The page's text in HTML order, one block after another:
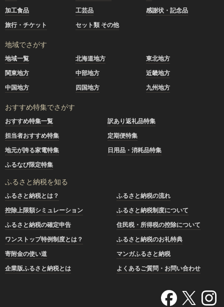
加工食品
工芸品
感謝状・記念品
旅行・チケット
セット類 その他
地域でさがす
地域一覧 北海道地方
東北地方
関東地方
中部地方
近畿地方
中国地方
四国地方 九州地方
おすすめ特集でさがす
おすすめ特集一覧
訳あり返礼品特集
担当者おすすめ特集
定期便特集
地元が誇る家電特集
日用品・消耗品特集
ふるなび限定特集
ふるさと納税を知る
ふるさと納税とは？
ふるさと納税の流れ
控除上限額シミュレーション
ふるさと納税制度について
ふるさと納税の確定申告
住民税・所得税の控除について
ワンストップ特例制度とは？
ふるさと納税のお礼特典
寄附金の使い道
マンガふるさと納税
企業版ふるさと納税とは
よくあるご質問・お問い合わせ